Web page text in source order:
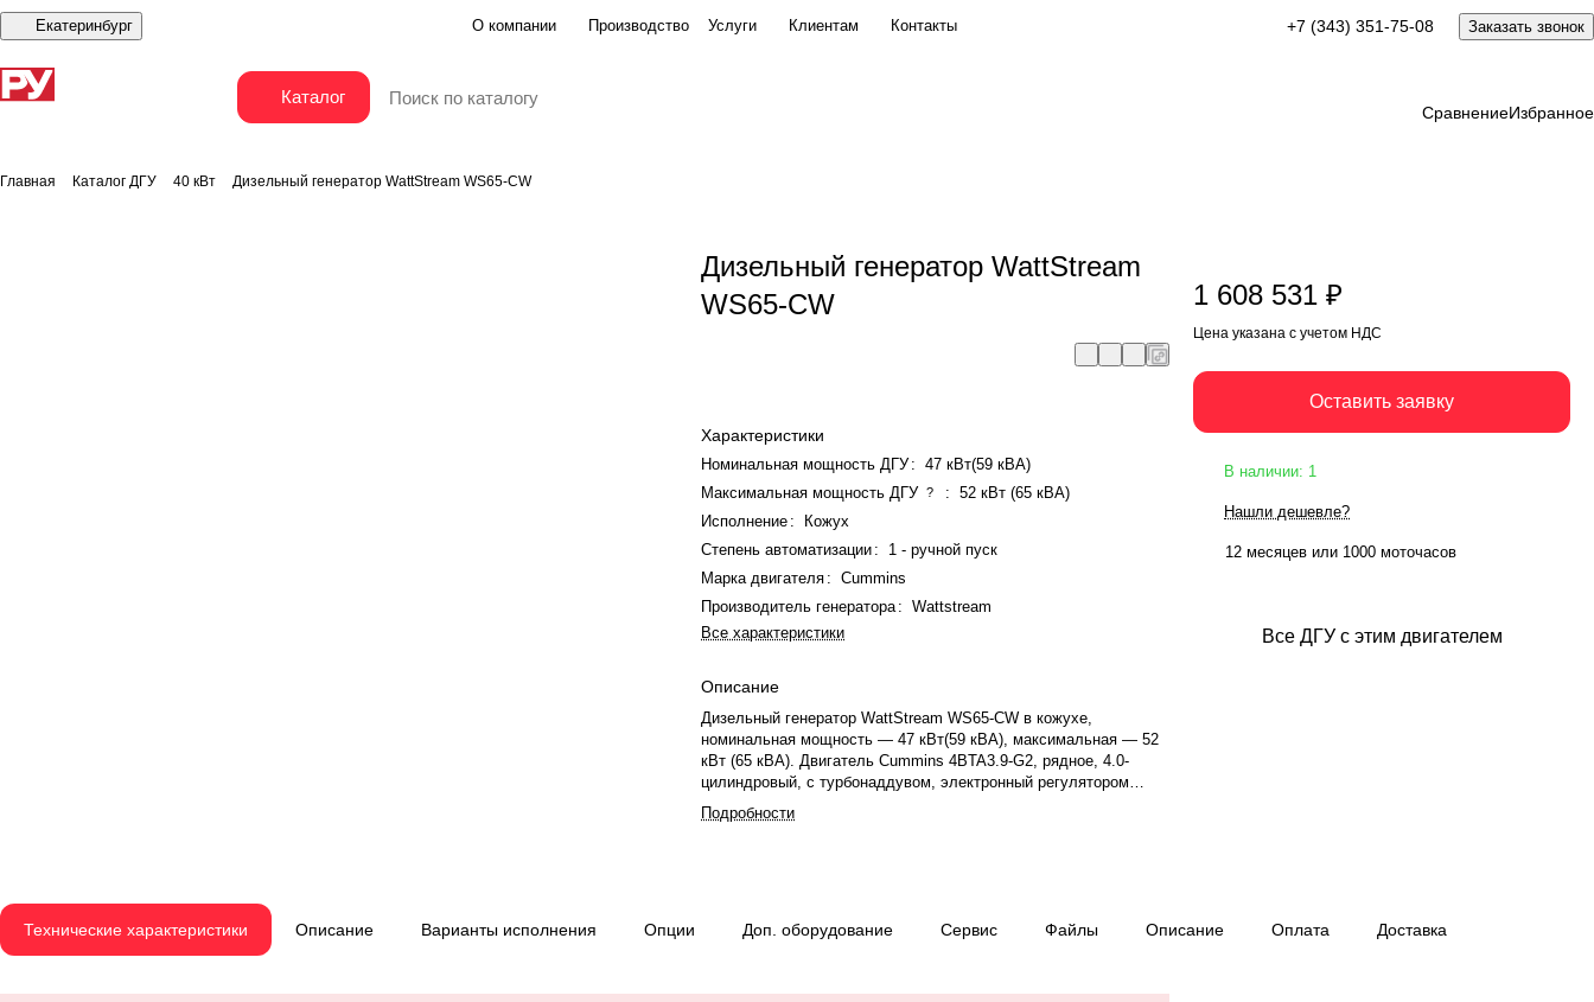
Екатеринбург О компании Производство Услуги Клиентам Контакты +7 (343) 351-75-08 Заказать звонок
Каталог
СравнениеИзбранное
Главная Каталог ДГУ 40 кВт Дизельный генератор WattStream WS65-CW
Дизельный генератор WattStream
WS65-CW
Дизельный генератор WattStream WS65-CW Оставить заявку
Характеристики
Номинальная мощность ДГУ:
47 кВт(59 кВА)
Максимальная мощность ДГУ ? :
52 кВт (65 кВА)
Исполнение :
Кожух
Степень автоматизации :
1 - ручной пуск
Марка двигателя :
Cummins
Производитель генератора:
Wattstream
Все характеристики
Описание
Дизельный генератор WattStream WS65-CW в кожухе,
номинальная мощность — 47 кВт(59 кВА), максимальная — 52
кВт (65 кВА). Двигатель Cummins 4BTA3.9-G2, рядное, 4.0-
цилиндровый, с турбонаддувом, электронный регулятором
оборотов. Объём двигателя — 3.9 л. Система охлаждения —
жидкостная. Частота вращения — 1500 об/мин. Генератор
— 12 месяцев или 1000 моточасов.
Подробности
1 608 531 ₽
Цена указана с учетом НДС
Оставить заявку
В наличии: 1
Нашли дешевле?
12 месяцев или 1000 моточасов
Все ДГУ с этим двигателем
Технические характеристики Описание Варианты исполнения Опции Доп. оборудование Сервис Файлы Описание Оплата Доставка